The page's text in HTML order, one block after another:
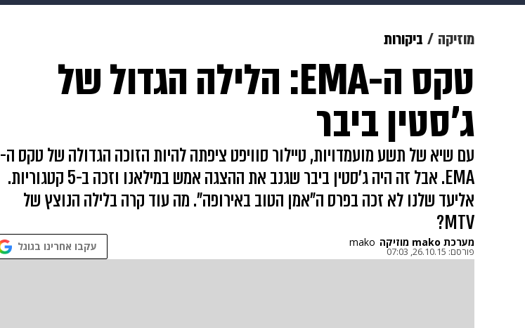
מוזיקה
דיגיטל גאווה ויוה משפט תשעה חודשים מתכונים
מוזיקה ביקורות
טקס ה-EMA: הלילה הגדול של
ג'סטין ביבר
עם שיא של תשע מועמדויות, טיילור סוויפט ציפתה להיות הזוכה הגדולה של טקס ה-
EMA. אבל זה היה ג'סטין ביבר שגנב את ההצגה אמש במילאנו וזכה ב-5 קטגוריות.
אליעד שלנו לא זכה בפרס ה"אמן הטוב באירופה". מה עוד קרה בלילה הנוצץ של
MTV?
מערכת mako מוזיקה mako
פורסם: 26.10.15, 07:03 עקבו אחרינו בגוגל